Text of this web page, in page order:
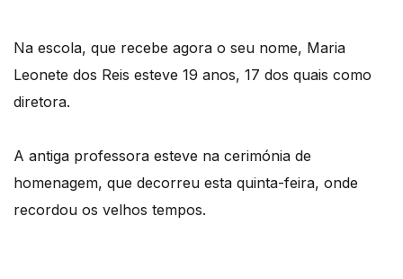
Na escola, que recebe agora o seu nome, Maria
Leonete dos Reis esteve 19 anos, 17 dos quais como
diretora.
A antiga professora esteve na cerimónia de
homenagem, que decorreu esta quinta-feira, onde
recordou os velhos tempos.